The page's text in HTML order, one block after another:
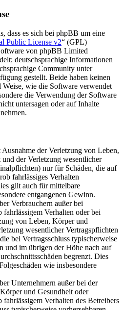
dass es sich bei phpBB um eine
Public License v2“ (GPL)
von phpBB Limited
deutschsprachige Informationen
Community unter
gestellt. Beide haben keinen
wie die Software verwendet
die Verwendung der Software
untersagen oder auf Inhalte
der Verletzung von Leben,
der Verletzung wesentlicher
nur für Schäden, die auf
fahrlässiges Verhalten
gilt auch für mittelbare
entgangenen Gewinn.
Verbrauchern außer bei
fahrlässigem Verhalten oder bei
von Leben, Körper und
wesentlicher Vertragspflichten
bei Vertragsschluss typischerweise
und im übrigen der Höhe nach auf
begrenzt. Dies
wie insbesondere
Unternehmern außer bei der
und Gesundheit oder
Verhalten des Betreibers